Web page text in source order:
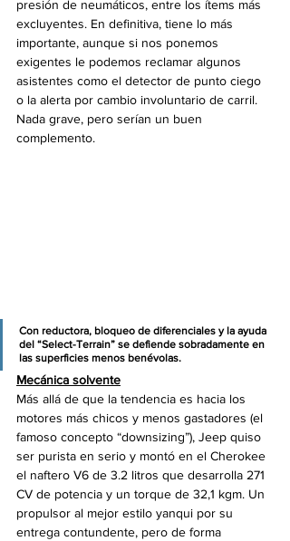
presión de neumáticos, entre los ítems más
excluyentes. En definitiva, tiene lo más
importante, aunque si nos ponemos
exigentes le podemos reclamar algunos
asistentes como el detector de punto ciego
o la alerta por cambio involuntario de carril.
Nada grave, pero serían un buen
complemento.
Con reductora, bloqueo de diferenciales y la ayuda
del “Select-Terrain” se defiende sobradamente en
las superficies menos benévolas.
Mecánica solvente
Más allá de que la tendencia es hacia los
motores más chicos y menos gastadores (el
famoso concepto “downsizing”), Jeep quiso
ser purista en serio y montó en el Cherokee
el naftero V6 de 3.2 litros que desarrolla 271
CV de potencia y un torque de 32,1 kgm. Un
propulsor al mejor estilo yanqui por su
entrega contundente, pero de forma